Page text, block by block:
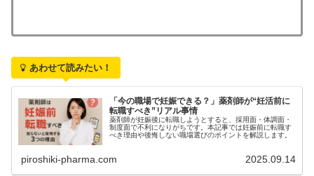
あわせて読みたい！
「今の職場で妊娠できる？」薬剤師が“妊活前に
転職すべき”リアル事情
薬剤師が妊娠後に転職しようとすると、採用面・体調面・
制度面で不利になりがちです。本記事では妊娠前に転職す
べき理由や後悔しない職場選びのポイントを解説します。
piroshiki-pharma.com 2025.09.14